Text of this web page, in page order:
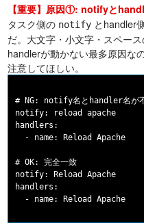
【重要】原因①: notifyと
タスク側の notify とhandler
だ。大文字・小文字・スペー
handlerが動かない最多原因な
注意してほしい。
# NG: notify名とhandler名が不
notify: reload apache
handlers:
  - name: Reload Apache
# OK: 完全一致
notify: Reload Apache
handlers: